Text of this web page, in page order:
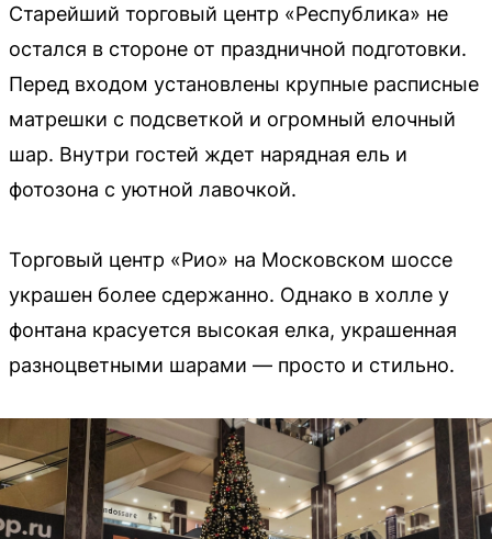
Старейший торговый центр «Республика» не
остался в стороне от праздничной подготовки.
Перед входом установлены крупные расписные
матрешки с подсветкой и огромный елочный
шар. Внутри гостей ждет нарядная ель и
фотозона с уютной лавочкой.
Торговый центр «Рио» на Московском шоссе
украшен более сдержанно. Однако в холле у
фонтана красуется высокая елка, украшенная
разноцветными шарами — просто и стильно.